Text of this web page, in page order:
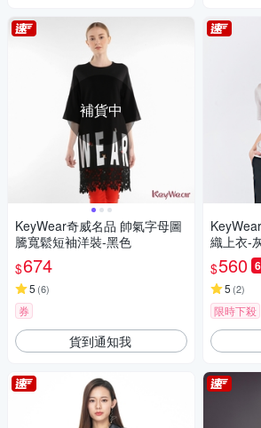
補貨中
KeyWear奇威名品 帥氣字母圖
騰寬鬆短袖洋裝-黑色
$674
5 (6)
券
貨到通知我
織上衣-
$560
5 (2)
限時下殺